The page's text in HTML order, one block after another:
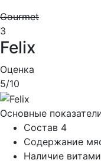
Gourmet
3
Felix
Оценка
5/10
Основные
Состав 4
Содержание
Наличие